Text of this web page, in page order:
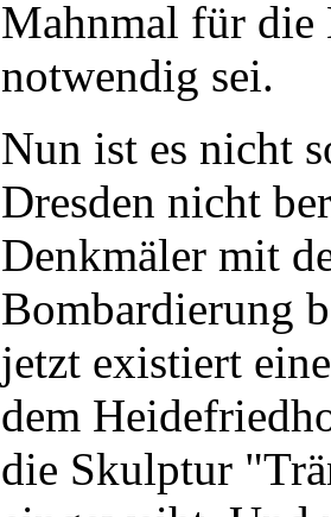
Mahnmal für die
notwendig sei.
Nun ist es nicht
Dresden nicht
Denkmäler mit
Bombardierung
jetzt existiert
dem
die Skulptur